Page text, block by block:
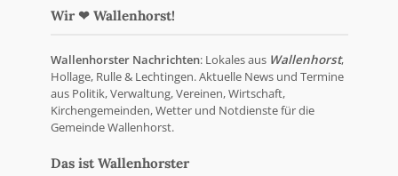
Wir ❤ Wallenhorst!
Wallenhorster Nachrichten: Lokales aus Wallenhorst,
Hollage, Rulle & Lechtingen. Aktuelle News und Termine
aus Politik, Verwaltung, Vereinen, Wirtschaft,
Kirchengemeinden, Wetter und Notdienste für die
Gemeinde Wallenhorst.
Das ist Wallenhorster